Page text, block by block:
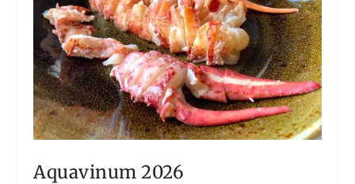
Aquavinum 2026